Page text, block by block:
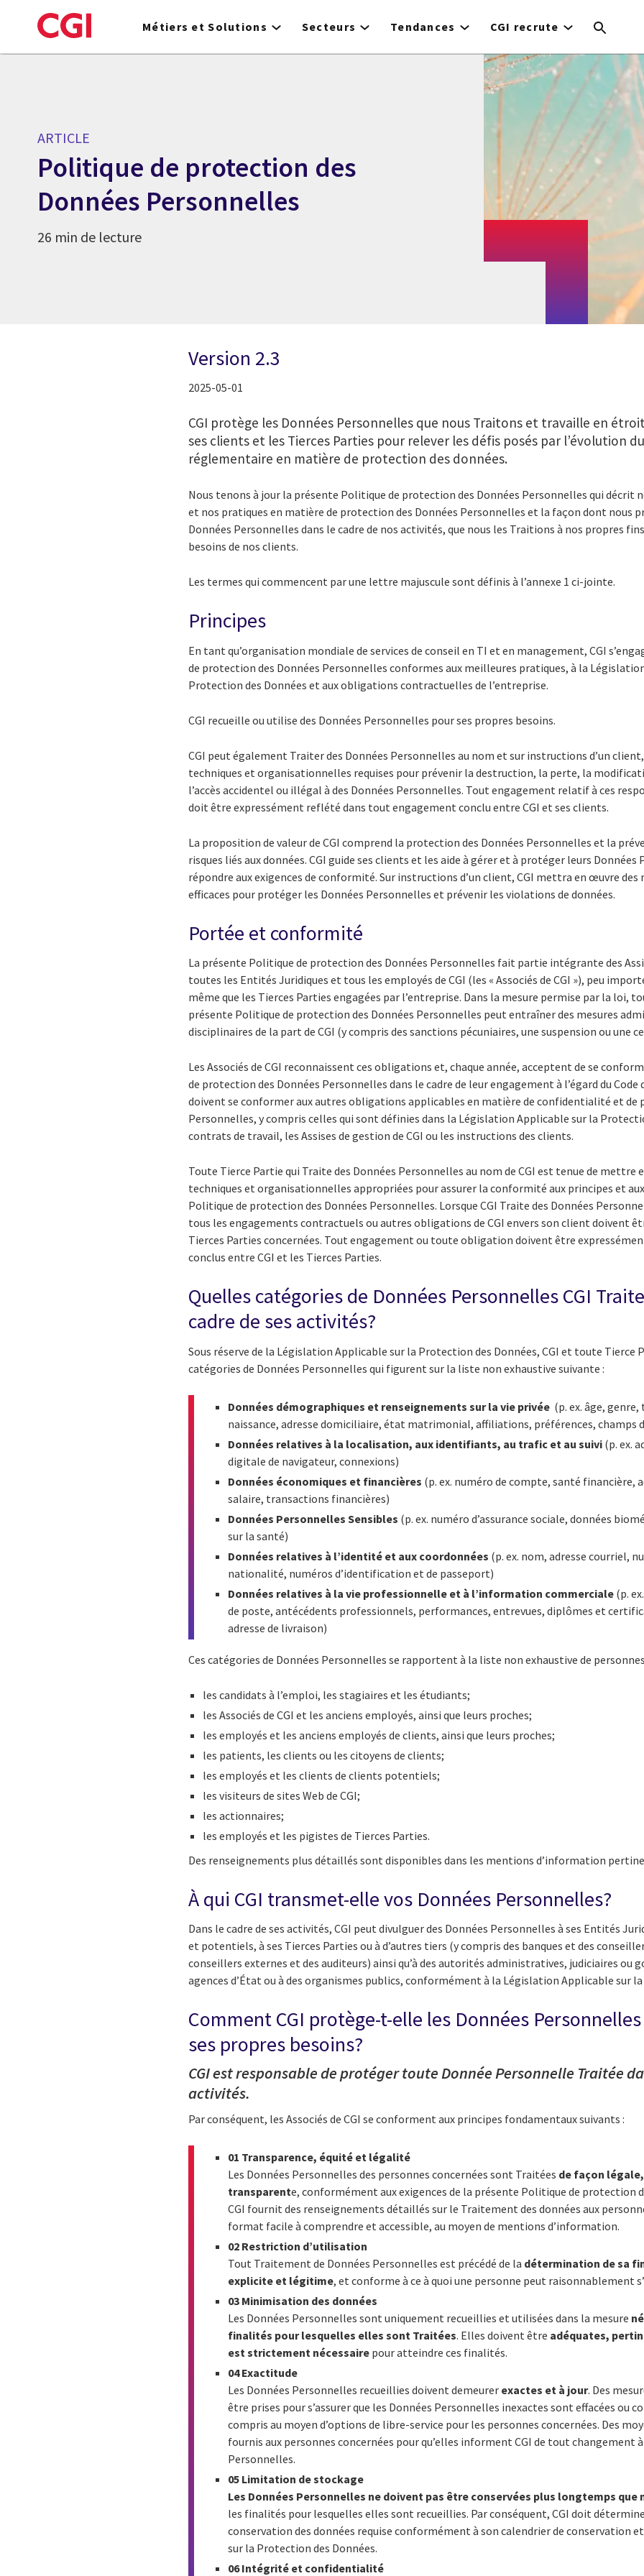
to
Métiers et Solutions Secteurs Tendances CGI recrute
ARTICLE
Politique de protection des
Données Personnelles
26 min de lecture
Version 2.3
2025-05-01
CGI protège les Données Personnelles que nous Traitons et travaille en
ses clients et les Tierces Parties pour relever les défis posés par l’évolution
réglementaire en matière de protection des données.
Nous tenons à jour la présente Politique de protection des Données Personnelles qui décrit
et nos pratiques en matière de protection des Données Personnelles et la façon dont nous
Données Personnelles dans le cadre de nos activités, que nous les Traitions à nos propres
besoins de nos clients.
Les termes qui commencent par une lettre majuscule sont définis à l’annexe 1 ci-jointe.
Principes
En tant qu’organisation mondiale de services de conseil en TI et en management, CGI
de protection des Données Personnelles conformes aux meilleures pratiques, à la
Protection des Données et aux obligations contractuelles de l’entreprise.
CGI recueille ou utilise des Données Personnelles pour ses propres besoins.
CGI peut également Traiter des Données Personnelles au nom et sur instructions d’un
techniques et organisationnelles requises pour prévenir la destruction, la perte, la
l’accès accidentel ou illégal à des Données Personnelles. Tout engagement relatif à ces
doit être expressément reflété dans tout engagement conclu entre CGI et ses clients.
La proposition de valeur de CGI comprend la protection des Données Personnelles et la
risques liés aux données. CGI guide ses clients et les aide à gérer et à protéger leurs Données
répondre aux exigences de conformité. Sur instructions d’un client, CGI mettra en œuvre des
efficaces pour protéger les Données Personnelles et prévenir les violations de données.
Portée et conformité
La présente Politique de protection des Données Personnelles fait partie intégrante des
toutes les Entités Juridiques et tous les employés de CGI (les « Associés de CGI »), peu
même que les Tierces Parties engagées par l’entreprise. Dans la mesure permise par la loi,
présente Politique de protection des Données Personnelles peut entraîner des mesures
disciplinaires de la part de CGI (y compris des sanctions pécuniaires, une suspension ou une
Les Associés de CGI reconnaissent ces obligations et, chaque année, acceptent de se
de protection des Données Personnelles dans le cadre de leur engagement à l’égard du Code
doivent se conformer aux autres obligations applicables en matière de confidentialité et de
Personnelles, y compris celles qui sont définies dans la Législation Applicable sur la
contrats de travail, les Assises de gestion de CGI ou les instructions des clients.
Toute Tierce Partie qui Traite des Données Personnelles au nom de CGI est tenue de mettre
techniques et organisationnelles appropriées pour assurer la conformité aux principes et
Politique de protection des Données Personnelles. Lorsque CGI Traite des Données
tous les engagements contractuels ou autres obligations de CGI envers son client doivent
Tierces Parties concernées. Tout engagement ou toute obligation doivent être
conclus entre CGI et les Tierces Parties.
Quelles catégories de Données Personnelles CGI
cadre de ses activités?
Sous réserve de la Législation Applicable sur la Protection des Données, CGI et toute Tierce
catégories de Données Personnelles qui figurent sur la liste non exhaustive suivante :
Données démographiques et renseignements sur la vie privée (p. ex. âge,
naissance, adresse domiciliaire, état matrimonial, affiliations, préférences, champs
Données relatives à la localisation, aux identifiants, au trafic et au suivi (p. ex.
digitale de navigateur, connexions)
Données économiques et financières (p. ex. numéro de compte, santé financière,
salaire, transactions financières)
Données Personnelles Sensibles (p. ex. numéro d’assurance sociale, données
sur la santé)
Données relatives à l’identité et aux coordonnées (p. ex. nom, adresse courriel,
nationalité, numéros d’identification et de passeport)
Données relatives à la vie professionnelle et à l’information commerciale (p.
de poste, antécédents professionnels, performances, entrevues, diplômes et
adresse de livraison)
Ces catégories de Données Personnelles se rapportent à la liste non exhaustive de
les candidats à l’emploi, les stagiaires et les étudiants;
les Associés de CGI et les anciens employés, ainsi que leurs proches;
les employés et les anciens employés de clients, ainsi que leurs proches;
les patients, les clients ou les citoyens de clients;
les employés et les clients de clients potentiels;
les visiteurs de sites Web de CGI;
les actionnaires;
les employés et les pigistes de Tierces Parties.
Des renseignements plus détaillés sont disponibles dans les mentions d’information
À qui CGI transmet-elle vos Données Personnelles?
Dans le cadre de ses activités, CGI peut divulguer des Données Personnelles à ses Entités
et potentiels, à ses Tierces Parties ou à d’autres tiers (y compris des banques et des
conseillers externes et des auditeurs) ainsi qu’à des autorités administratives, judiciaires ou
agences d’État ou à des organismes publics, conformément à la Législation Applicable sur
Comment CGI protège-t-elle les Données
ses propres besoins?
CGI est responsable de protéger toute Donnée Personnelle Traitée
activités.
Par conséquent, les Associés de CGI se conforment aux principes fondamentaux suivants :
01 Transparence, équité et légalité
Les Données Personnelles des personnes concernées sont Traitées de façon
transparente, conformément aux exigences de la présente Politique de protection
CGI fournit des renseignements détaillés sur le Traitement des données aux
format facile à comprendre et accessible, au moyen de mentions d’information.
02 Restriction d’utilisation
Tout Traitement de Données Personnelles est précédé de la détermination de sa
explicite et légitime, et conforme à ce à quoi une personne peut raisonnablement
03 Minimisation des données
Les Données Personnelles sont uniquement recueillies et utilisées dans la mesure
finalités pour lesquelles elles sont Traitées. Elles doivent être adéquates,
est strictement nécessaire pour atteindre ces finalités.
04 Exactitude
Les Données Personnelles recueillies doivent demeurer exactes et à jour. Des
être prises pour s’assurer que les Données Personnelles inexactes sont effacées ou
compris au moyen d’options de libre-service pour les personnes concernées. Des
fournis aux personnes concernées pour qu’elles informent CGI de tout changement
Personnelles.
05 Limitation de stockage
Les Données Personnelles ne doivent pas être conservées plus longtemps que
les finalités pour lesquelles elles sont recueillies. Par conséquent, CGI doit
conservation des données requise conformément à son calendrier de conservation
sur la Protection des Données.
06 Intégrité et confidentialité